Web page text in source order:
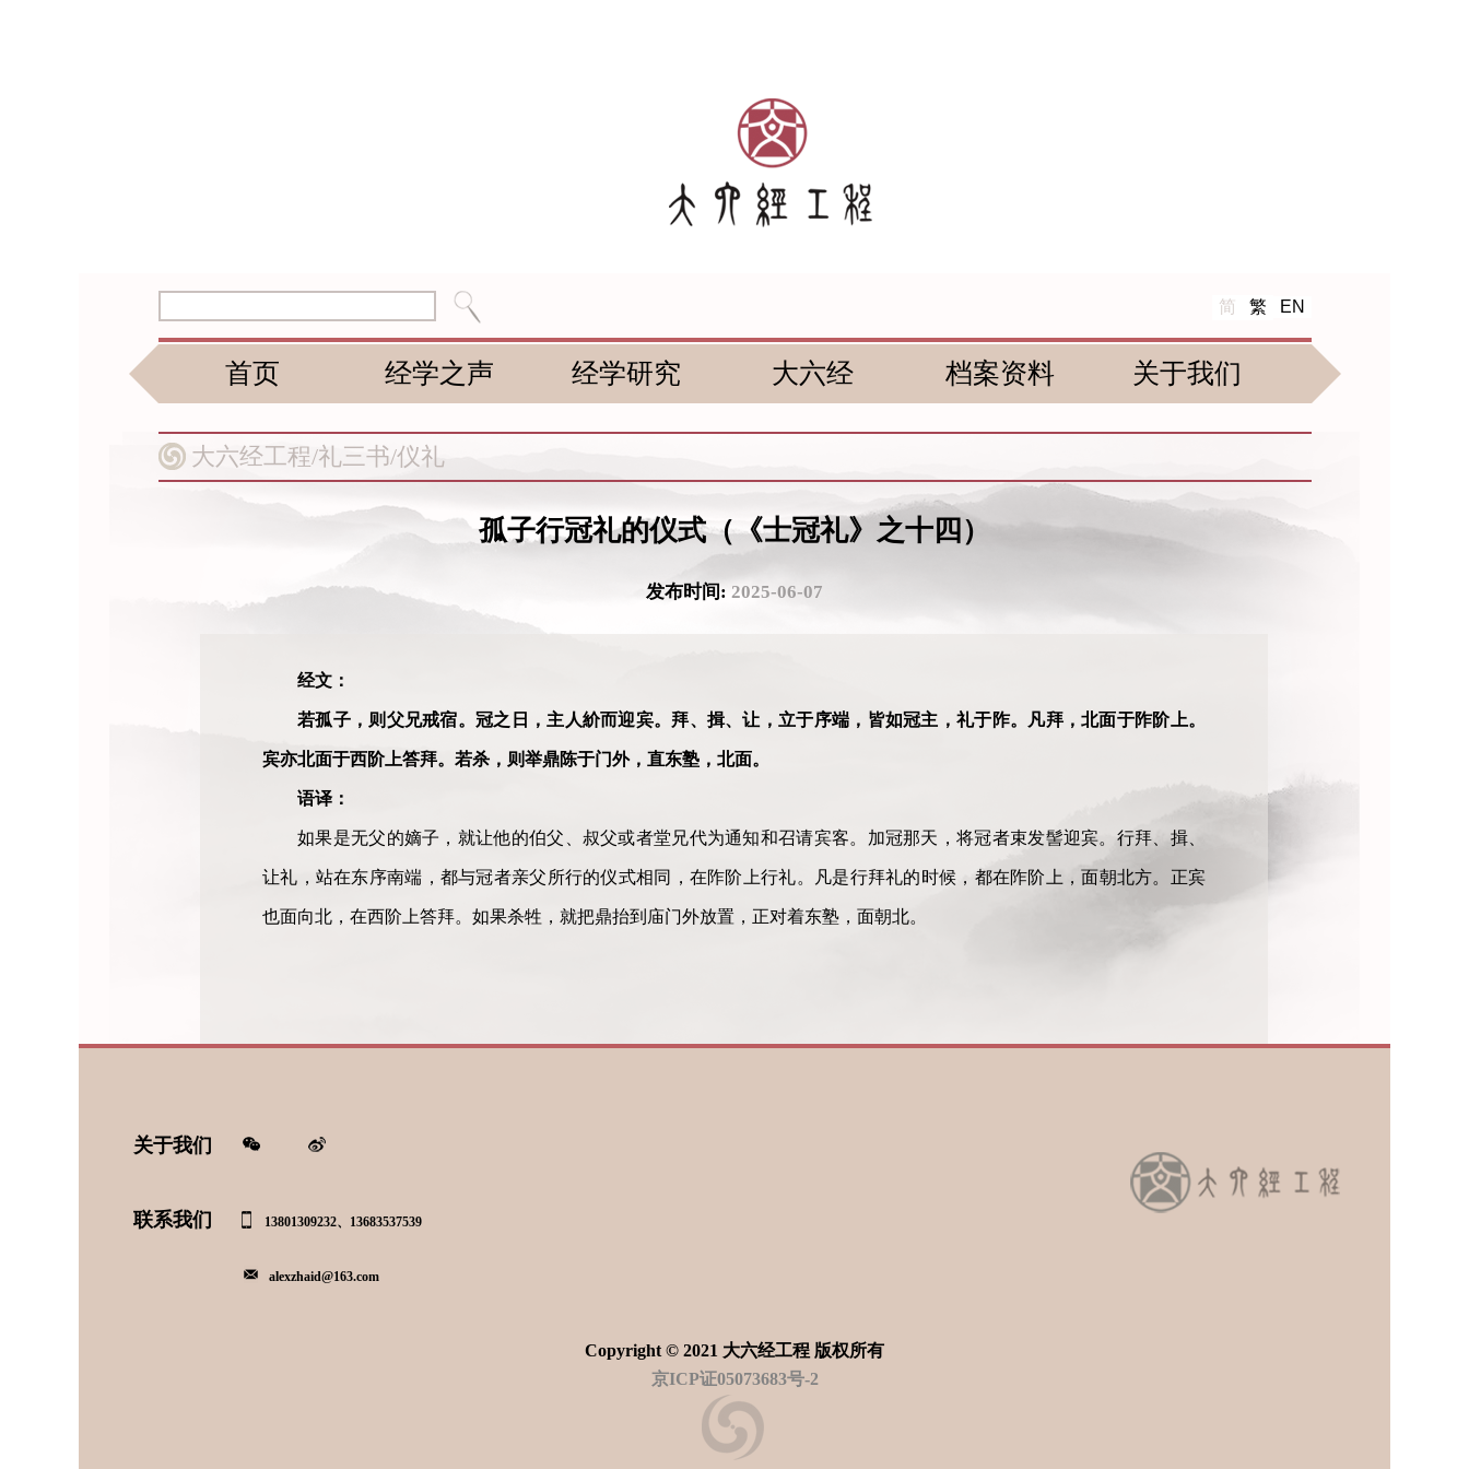
简 繁 EN
首页 经学之声 经学研究 大六经 档案资料 关于我们
大六经工程/礼三书/仪礼
孤子行冠礼的仪式（《士冠礼》之十四）
发布时间: 2025-06-07
经文：
若孤子，则父兄戒宿。冠之日，主人紒而迎宾。拜、揖、让，立于序端，皆如冠主，礼于阼。凡拜，北面于阼阶上。
宾亦北面于西阶上答拜。若杀，则举鼎陈于门外，直东塾，北面。
语译：
如果是无父的嫡子，就让他的伯父、叔父或者堂兄代为通知和召请宾客。加冠那天，将冠者束发髻迎宾。行拜、揖、
让礼，站在东序南端，都与冠者亲父所行的仪式相同，在阼阶上行礼。凡是行拜礼的时候，都在阼阶上，面朝北方。正宾
也面向北，在西阶上答拜。如果杀牲，就把鼎抬到庙门外放置，正对着东塾，面朝北。
关于我们
联系我们 13801309232、13683537539
alexzhaid@163.com
Copyright © 2021 大六经工程 版权所有
京ICP证05073683号-2